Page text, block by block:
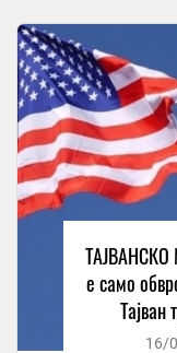
ТАЈВАНСКО
е само
Тајван
16/